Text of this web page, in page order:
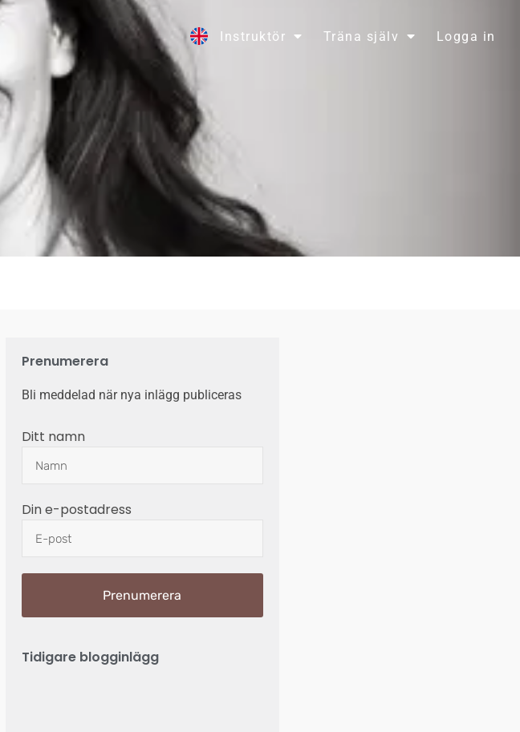
Instruktör Träna själv Logga in
Prenumerera
Bli meddelad när nya inlägg publiceras
Ditt namn
Din e-postadress
Prenumerera
Tidigare blogginlägg